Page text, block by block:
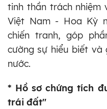
tinh thần trách nhiệm
Việt Nam - Hoa Kỳ
chiến tranh, góp
cường sự hiểu biết và
nước.
* Hồ sơ chứng tích
trái đất"